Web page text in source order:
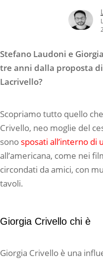
Stefano Laudoni e
tre anni dalla proposta
Lacrivello?
Scopriamo tutto quello
Crivello, neo moglie del
sono sposati all’interno di
all’americana, come nei
circondati da amici, con
tavoli.
Giorgia Crivello chi è
Giorgia Crivello è una